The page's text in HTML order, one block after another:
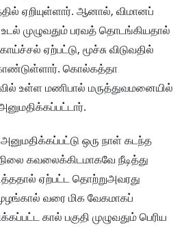
ஏறியுள்ளார். ஆனால், விமானப்
முழுவதும் பரவத் தொடங்கியதால்
ஏற்பட்டு, மூச்சு விடுவதில்
கொல்கத்தா
உள்ள மணிபால் மருத்துவமனையில்
ஒரு நாள் கடந்த
கவலைக்கிடமாகவே நீடித்து
ஏற்பட்ட தொற்றுஅவரது
வரை மிக வேகமாகப்
கால் பகுதி முழுவதும் பெரிய